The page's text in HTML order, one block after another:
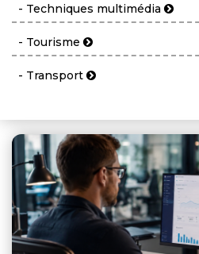
- Techniques multimédia
- Tourisme
- Transport